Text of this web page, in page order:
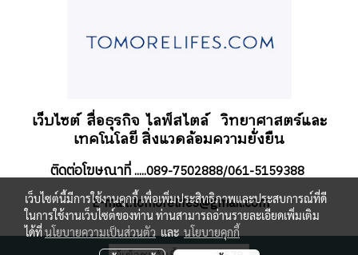
เว็บไซต์ สื่อธุรกิจไลฟ์สไตล์ วิทยาศาสตร์และ
เทคโนโลยี สิ่งแวดล้อมความยั่งยืน
ติดต่อโฆษณาที่.....089-7502888/061-5159388
E-mail:tomorelifes@gmail.com
เว็บไซต์นี้มีการใช้งานคุกกี้ เพื่อเพิ่มประสิทธิภาพและประสบการณ์ที่ดี
ในการใช้งานเว็บไซต์ของท่าน ท่านสามารถอ่านรายละเอียดเพิ่มเติม
ได้ที่นโยบายความเป็นส่วนตัว และ นโยบายคุกกี้